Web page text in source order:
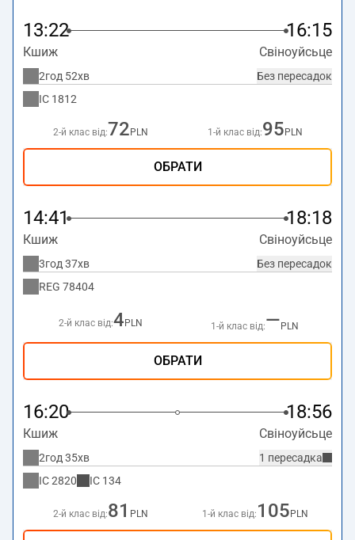
13:22 16:15
Кшиж Свіноуйсьце
Без пересадок
2год 52хв
IC 1812
2-й клас від:72 PLN 1-й клас від:95 PLN
ОБРАТИ
14:41 18:18
Кшиж Свіноуйсьце
Без пересадок
3год 37хв
REG 78404
2-й клас від:4 PLN 1-й клас від:— PLN
ОБРАТИ
16:20 18:56
Кшиж Свіноуйсьце
1 пересадка
2год 35хв
IC2820 IC 134
2-й клас від:81 PLN 1-й клас від: 105 PLN